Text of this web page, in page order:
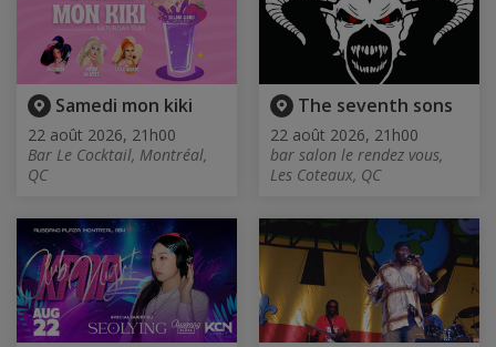
Samedi mon kiki
22 août 2026, 21h00
Bar Le Cocktail, Montréal,
QC
The seventh sons
22 août 2026, 21h00
bar salon le rendez vous,
Les Coteaux, QC